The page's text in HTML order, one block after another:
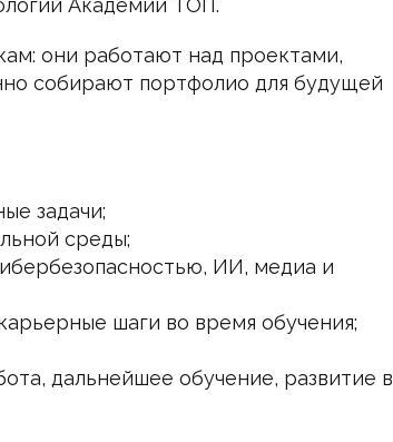
они работают над проектами,
собирают портфолио для будущей
задачи;
среды;
ИИ, медиа и
шаги во время обучения;
дальнейшее обучение, развитие в